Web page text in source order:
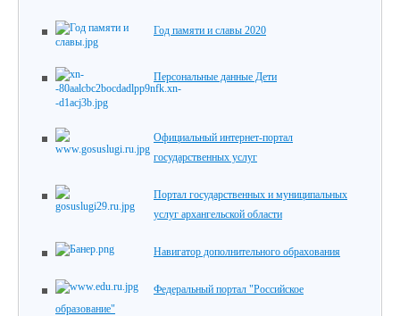
Год памяти и славы 2020
Персональные данные Дети
Официальный интернет-портал
государственных услуг
Портал государственных и муниципальных
услуг архангельской области
Навигатор дополнительного обрахования
Федеральный портал "Российское
образование"